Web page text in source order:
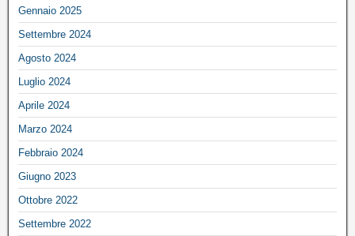
Gennaio 2025
Settembre 2024
Agosto 2024
Luglio 2024
Aprile 2024
Marzo 2024
Febbraio 2024
Giugno 2023
Ottobre 2022
Settembre 2022